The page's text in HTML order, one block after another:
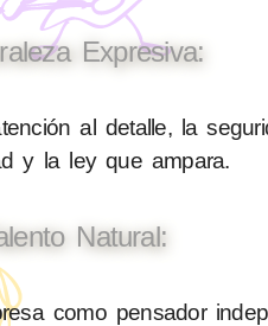
Expresiva:
al detalle, la
y la ley que ampara.
Natural:
como pensador